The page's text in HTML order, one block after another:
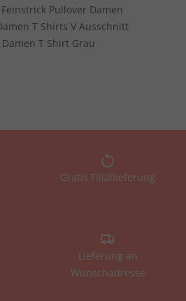
Feinstrick Pullover Damen
T Shirts V Ausschnitt
Damen T Shirt Grau
Gratis Filiallieferung
Lieferung an
Wunschadresse